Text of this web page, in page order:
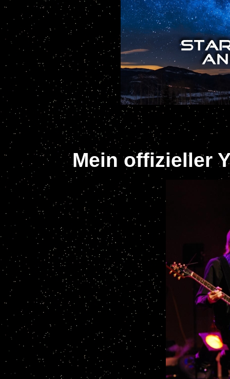
Mein offizieller